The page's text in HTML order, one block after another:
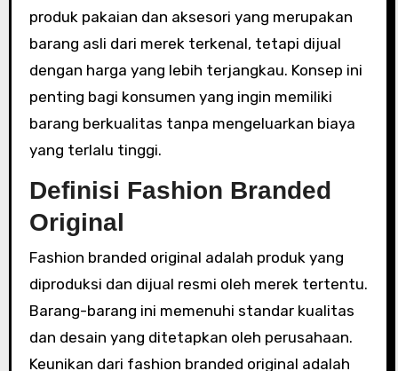
produk pakaian dan aksesori yang merupakan
barang asli dari merek terkenal, tetapi dijual
dengan harga yang lebih terjangkau. Konsep ini
penting bagi konsumen yang ingin memiliki
barang berkualitas tanpa mengeluarkan biaya
yang terlalu tinggi.
Definisi Fashion Branded
Original
Fashion branded original adalah produk yang
diproduksi dan dijual resmi oleh merek tertentu.
Barang-barang ini memenuhi standar kualitas
dan desain yang ditetapkan oleh perusahaan.
Keunikan dari fashion branded original adalah